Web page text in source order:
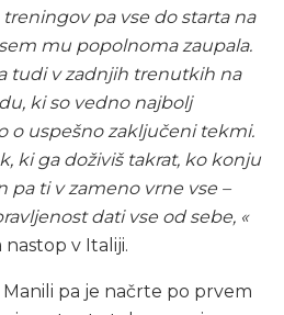
pa vse do starta na
mu popolnoma zaupala.
tudi v zadnjih trenutkih na
ki so vedno najbolj
o uspešno zaključeni tekmi.
ki ga doživiš takrat, ko konju
pa ti v zameno vrne vse –
dati vse od sebe, «
nastop v Italiji.
pa je načrte po prvem